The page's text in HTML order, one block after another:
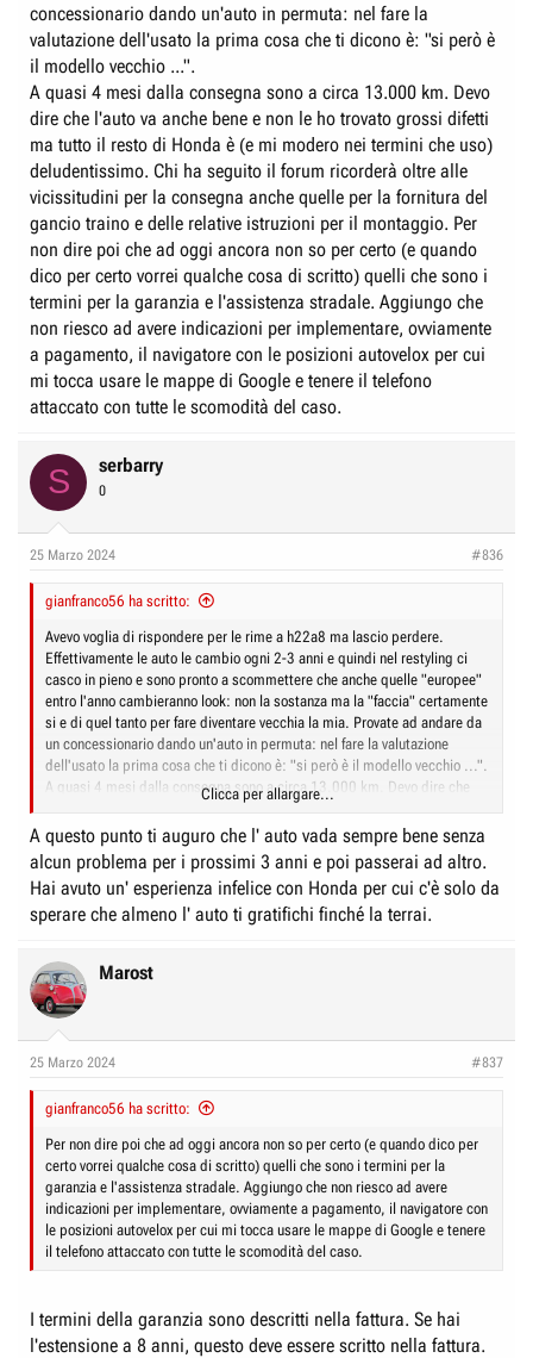
concessionario dando un'auto in permuta: nel fare la
valutazione dell'usato la prima cosa che ti dicono è: "si però è
il modello vecchio ...".
A quasi 4 mesi dalla consegna sono a circa 13.000 km. Devo
dire che l'auto va anche bene e non le ho trovato grossi difetti
ma tutto il resto di Honda è (e mi modero nei termini che uso)
deludentissimo. Chi ha seguito il forum ricorderà oltre alle
vicissitudini per la consegna anche quelle per la fornitura del
gancio traino e delle relative istruzioni per il montaggio. Per
non dire poi che ad oggi ancora non so per certo (e quando
dico per certo vorrei qualche cosa di scritto) quelli che sono i
termini per la garanzia e l'assistenza stradale. Aggiungo che
non riesco ad avere indicazioni per implementare, ovviamente
a pagamento, il navigatore con le posizioni autovelox per cui
mi tocca usare le mappe di Google e tenere il telefono
attaccato con tutte le scomodità del caso.
S serbarry
0
25 Marzo 2024 #836
gianfranco56 ha scritto:
Avevo voglia di rispondere per le rime a h22a8 ma lascio perdere.
Effettivamente le auto le cambio ogni 2-3 anni e quindi nel restyling ci
casco in pieno e sono pronto a scommettere che anche quelle "europee"
entro l'anno cambieranno look: non la sostanza ma la "faccia" certamente
si e di quel tanto per fare diventare vecchia la mia. Provate ad andare da
un concessionario dando un'auto in permuta: nel fare la valutazione
dell'usato la prima cosa che ti dicono è: "si però è il modello vecchio ...".
A quasi 4 mesi dalla consegna sono a circa 13.000 km. Devo dire che
l'auto va anche bene e non le ho trovato grossi difetti ma tutto il resto di
Honda è (e mi modero nei termini che uso) deludentissimo.
Clicca per allargare...
A questo punto ti auguro che l' auto vada sempre bene senza
alcun problema per i prossimi 3 anni e poi passerai ad altro.
Hai avuto un' esperienza infelice con Honda per cui c'è solo da
sperare che almeno l' auto ti gratifichi finché la terrai.
Marost
25 Marzo 2024 #837
gianfranco56 ha scritto:
Per non dire poi che ad oggi ancora non so per certo (e quando dico per
certo vorrei qualche cosa di scritto) quelli che sono i termini per la
garanzia e l'assistenza stradale. Aggiungo che non riesco ad avere
indicazioni per implementare, ovviamente a pagamento, il navigatore con
le posizioni autovelox per cui mi tocca usare le mappe di Google e tenere
il telefono attaccato con tutte le scomodità del caso.
I termini della garanzia sono descritti nella fattura. Se hai
l'estensione a 8 anni, questo deve essere scritto nella fattura.